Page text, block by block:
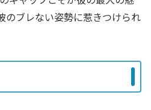
のブレない姿勢に惹きつけられ